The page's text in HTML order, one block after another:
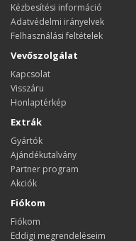
Kézbesítési információ
Adatvédelmi irányelvek
Felhasználási feltételek
Vevőszolgálat
Kapcsolat
Visszáru
Honlaptérkép
Extrák
Gyártók
Ajándékutalvány
Partner program
Akciók
Fiókom
Fiókom
Eddigi megrendeléseim